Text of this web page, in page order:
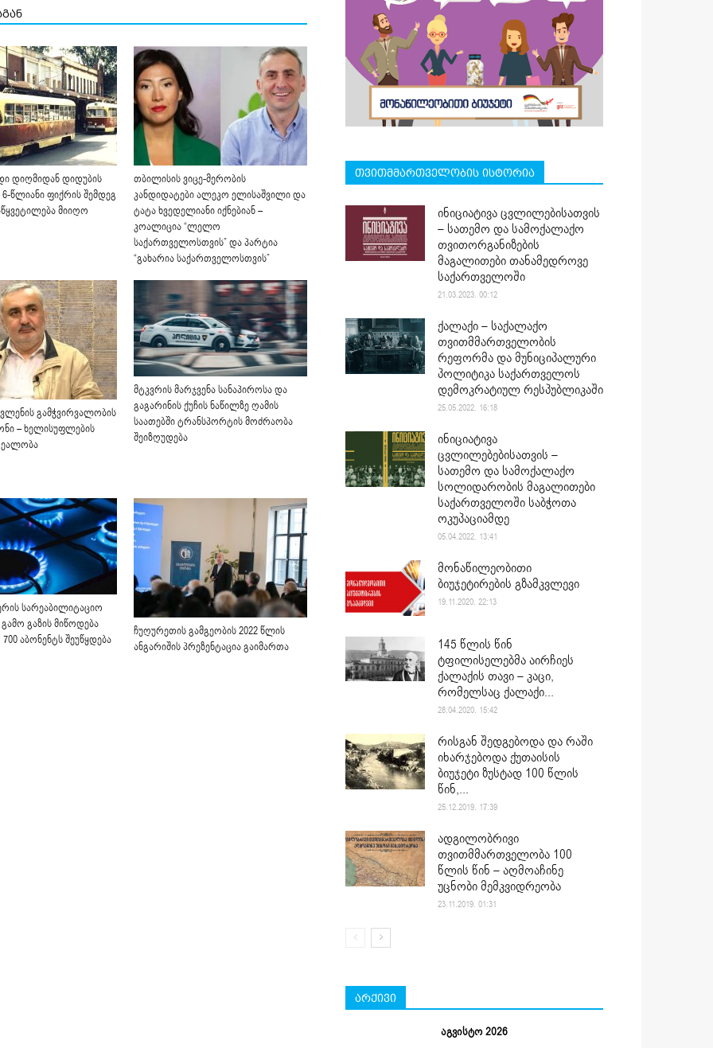
დიღმიდან დიდუბის
წლიანი ფიქრის შემდეგ
მიიღო
თბილისის ვიცე-მერობის
კანდიდატები ალეკო ელისაშვილი და
ტატა ხვედელიანი იქნებიან –
კოალიცია “ლელო
საქართველოსთვის” და პარტია
“გახარია საქართველოსთვის”
გამჭვირვალობის
– ხელისუფლების
მტკვრის მარჯვენა სანაპიროსა და
გაგარინის ქუჩის ნაწილზე ღამის
საათებში ტრანსპორტის მოძრაობა
შეიზღუდება
სარეაბილიტაციო
გამო გაზის მიწოდება
აბონენტს შეუწყდება
ჩუღურეთის გამგეობის 2022 წლის
ანგარიშის პრეზენტაცია გაიმართა
თვითმმართველობის ისტორია
ინიციატივა ცვლილებისათვის
– სათემო და სამოქალაქო
თვითორგანიზების
მაგალითები თანამედროვე
საქართველოში
21.03.2023. 00:12
ქალაქი – საქალაქო
თვითმმართველობის
რეფორმა და მუნიციპალური
პოლიტიკა საქართველოს
დემოკრატიულ რესპუბლიკაში
25.05.2022. 16:18
ინიციატივა
ცვლილებებისათვის –
სათემო და სამოქალაქო
სოლიდარობის მაგალითები
საქართველოში საბჭოთა
ოკუპაციამდე
05.04.2022. 13:41
მონაწილეობითი
ბიუჯეტირების გზამკვლევი
19.11.2020. 22:13
145 წლის წინ
ტფილისელებმა აირჩიეს
ქალაქის თავი – კაცი,
რომელსაც ქალაქი...
28.04.2020. 15:42
რისგან შედგებოდა და რაში
იხარჯებოდა ქუთაისის
ბიუჯეტი ზუსტად 100 წლის
წინ,...
25.12.2019. 17:39
ადგილობრივი
თვითმმართველობა 100
წლის წინ – აღმოაჩინე
უცნობი მემკვიდრეობა
23.11.2019. 01:31
არქივი
აგვისტო 2026